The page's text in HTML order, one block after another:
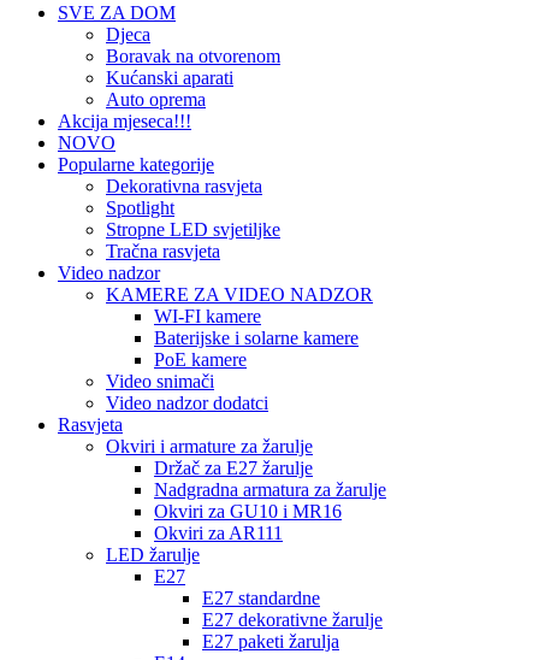
SVE ZA DOM
Djeca
Boravak na otvorenom
Kućanski aparati
Auto oprema
Akcija mjeseca!!!
NOVO
Popularne kategorije
Dekorativna rasvjeta
Spotlight
Stropne LED svjetiljke
Tračna rasvjeta
Video nadzor
KAMERE ZA VIDEO NADZOR
WI-FI kamere
Baterijske i solarne kamere
PoE kamere
Video snimači
Video nadzor dodatci
Rasvjeta
Okviri i armature za žarulje
Držač za E27 žarulje
Nadgradna armatura za žarulje
Okviri za GU10 i MR16
Okviri za AR111
LED žarulje
E27
E27 standardne
E27 dekorativne žarulje
E27 paketi žarulja